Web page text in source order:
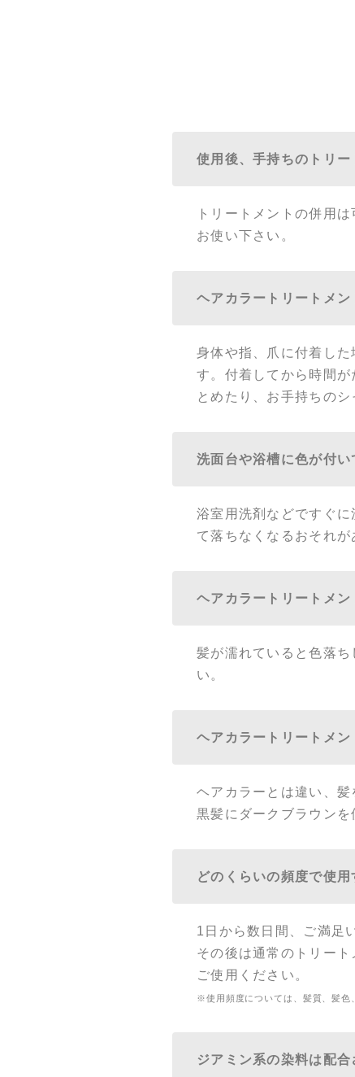
使用後、手持ちのトリ
トリートメントの併用
お使い下さい。
ヘアカラートリートメ
身体や指、爪に付着し
す。付着してから時間
とめたり、お手持ちの
洗面台や浴槽に色が付
浴室用洗剤などですぐ
て落ちなくなるおそれが
ヘアカラートリートメ
髪が濡れていると色落
い。
ヘアカラートリートメ
ヘアカラーとは違い、
黒髪にダークブラウン
どのくらいの頻度で使用
1日から数日間、ご満足
その後は通常のトリー
ご使用ください。
※使用頻度については、髪質、髪色
ジアミン系の染料は配合